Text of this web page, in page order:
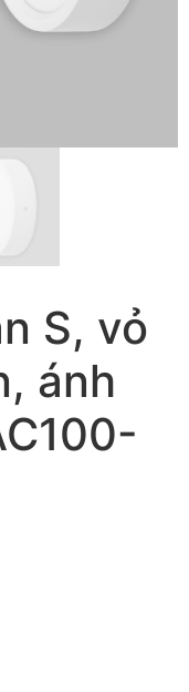
S, vỏ
ánh